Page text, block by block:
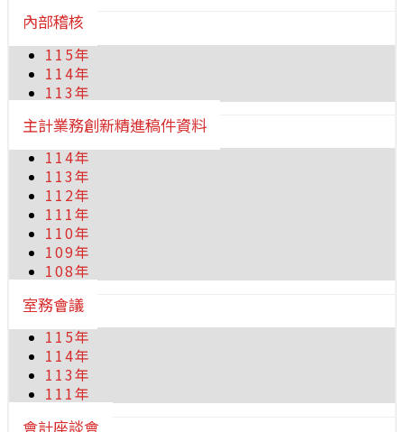
內部稽核
115年
114年
113年
主計業務創新精進稿件資料
114年
113年
112年
111年
110年
109年
108年
室務會議
115年
114年
113年
111年
會計座談會